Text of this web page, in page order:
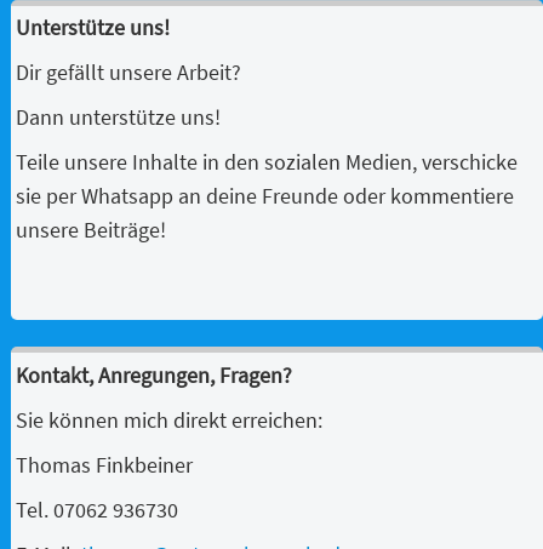
Unterstütze uns!
Dir gefällt unsere Arbeit?
Dann unterstütze uns!
Teile unsere Inhalte in den sozialen Medien, verschicke
sie per Whatsapp an deine Freunde oder kommentiere
unsere Beiträge!
Kontakt, Anregungen, Fragen?
Sie können mich direkt erreichen:
Thomas Finkbeiner
Tel. 07062 936730